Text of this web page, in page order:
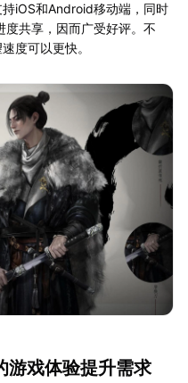
iOS和Android移动端，同时
共享，因而广受好评。不
度可以更快。
游戏体验提升需求